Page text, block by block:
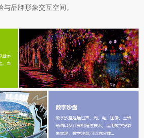
品牌形象交互空间。